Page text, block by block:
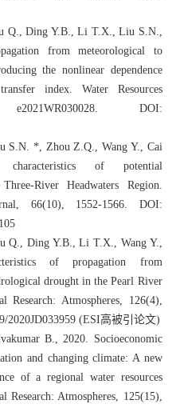
Q., Ding Y.B., Li T.X., Liu S.N.,
from meteorological to
the nonlinear dependence
index. Water Resources
DOI:
S.N. *, Zhou Z.Q., Wang Y., Cai
of potential
River Headwaters Region.
66(10), 1552-1566. DOI:
Q., Ding Y.B., Li T.X., Wang Y.,
of propagation from
drought in the Pearl River
Research: Atmospheres, 126(4),
2020JD033959 (ESI高被引论文)
B., 2020. Socioeconomic
and changing climate: A new
of a regional water resources
Research: Atmospheres, 125(15),